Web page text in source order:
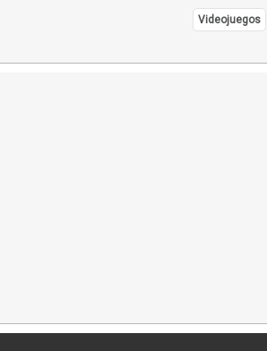
Videojuegos